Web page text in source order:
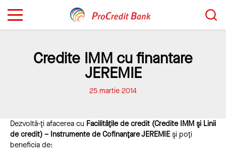
Credite IMM cu finantare
JEREMIE
25 martie 2014
Dezvoltă-ţi afacerea cu Facilităţile de credit (Credite IMM şi Linii
de credit) – Instrumente de Cofinanţare JEREMIE şi poţi
beneficia de: